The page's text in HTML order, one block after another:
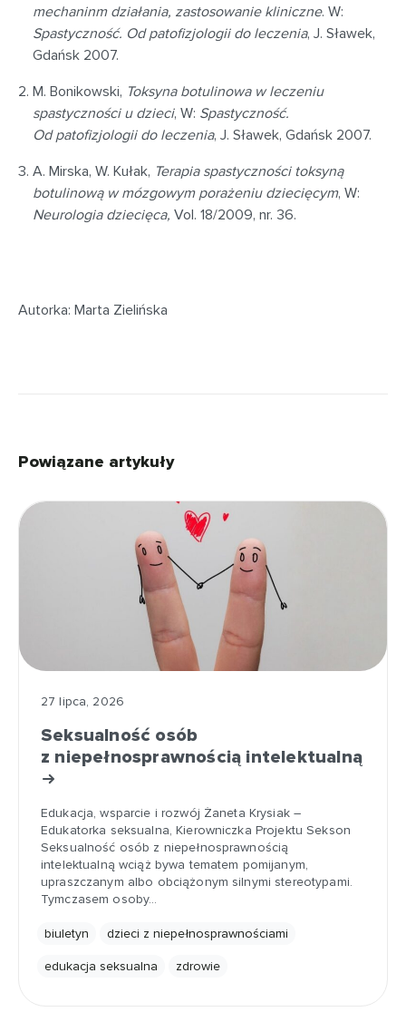
mechaninm działania, zastosowanie kliniczne. W:
Spastyczność. Od patofizjologii do leczenia, J. Sławek,
Gdańsk 2007.
M. Bonikowski, Toksyna botulinowa w leczeniu
spastyczności u dzieci, W: Spastyczność.
Od patofizjologii do leczenia, J. Sławek, Gdańsk 2007.
A. Mirska, W. Kułak, Terapia spastyczności toksyną
botulinową w mózgowym porażeniu dziecięcym, W:
Neurologia dziecięca, Vol. 18/2009, nr. 36.
Autorka: Marta Zielińska
Powiązane artykuły
27 lipca, 2026
Seksualność osób
z niepełnosprawnością intelektualną
Edukacja, wsparcie i rozwój Żaneta Krysiak –
Edukatorka seksualna, Kierowniczka Projektu Sekson
Seksualność osób z niepełnosprawnością
intelektualną wciąż bywa tematem pomijanym,
upraszczanym albo obciążonym silnymi stereotypami.
Tymczasem osoby…
biuletyn dzieci z niepełnosprawnościami
edukacja seksualna zdrowie